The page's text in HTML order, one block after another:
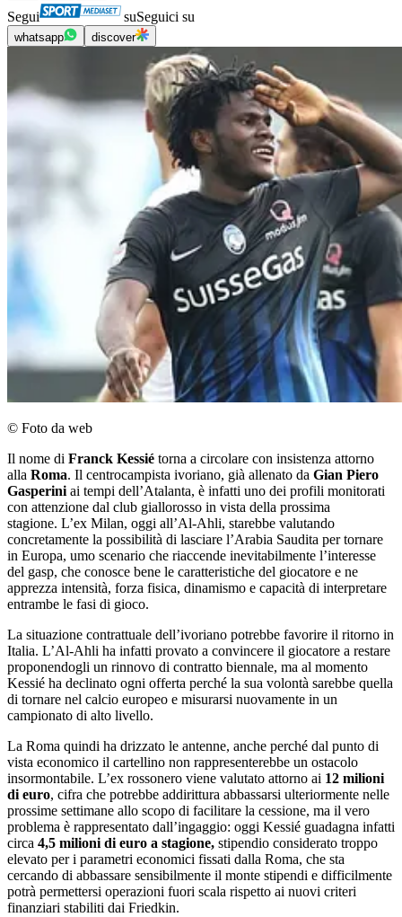
Segui suSeguici su
whatsapp discover
© Foto da web
Il nome di Franck Kessié torna a circolare con insistenza attorno
alla Roma. Il centrocampista ivoriano, già allenato da Gian Piero
Gasperini ai tempi dell’Atalanta, è infatti uno dei profili monitorati
con attenzione dal club giallorosso in vista della prossima
stagione. L’ex Milan, oggi all’Al-Ahli, starebbe valutando
concretamente la possibilità di lasciare l’Arabia Saudita per tornare
in Europa, umo scenario che riaccende inevitabilmente l’interesse
del gasp, che conosce bene le caratteristiche del giocatore e ne
apprezza intensità, forza fisica, dinamismo e capacità di interpretare
entrambe le fasi di gioco.
La situazione contrattuale dell’ivoriano potrebbe favorire il ritorno in
Italia. L’Al-Ahli ha infatti provato a convincere il giocatore a restare
proponendogli un rinnovo di contratto biennale, ma al momento
Kessié ha declinato ogni offerta perché la sua volontà sarebbe quella
di tornare nel calcio europeo e misurarsi nuovamente in un
campionato di alto livello.
La Roma quindi ha drizzato le antenne, anche perché dal punto di
vista economico il cartellino non rappresenterebbe un ostacolo
insormontabile. L’ex rossonero viene valutato attorno ai 12 milioni
di euro, cifra che potrebbe addirittura abbassarsi ulteriormente nelle
prossime settimane allo scopo di facilitare la cessione, ma il vero
problema è rappresentato dall’ingaggio: oggi Kessié guadagna infatti
circa 4,5 milioni di euro a stagione, stipendio considerato troppo
elevato per i parametri economici fissati dalla Roma, che sta
cercando di abbassare sensibilmente il monte stipendi e difficilmente
potrà permettersi operazioni fuori scala rispetto ai nuovi criteri
finanziari stabiliti dai Friedkin.